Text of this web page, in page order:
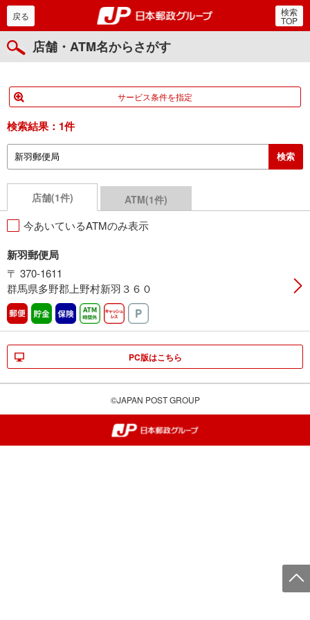
郵便局・日本郵政グルー
戻る 検索
TOP
店舗・ATM名からさがす
サービス条件を指定
検索結果： 1件
店舗(1件) ATM(1件)
今あいているATMのみ表示
新羽郵便局
〒 370-1611
群馬県多野郡上野村新羽３６０
郵便 貯金 保険 ATM時間外キャッシュレス
PC版はこちら
©JAPAN POST GROUP